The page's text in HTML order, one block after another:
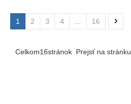
1 2 3 4 16
Celkom16stránok Prejsť na stránku